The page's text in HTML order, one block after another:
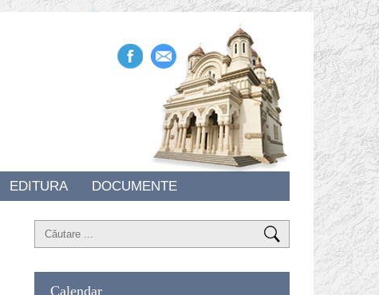
EDITURA DOCUMENTE
Calendar